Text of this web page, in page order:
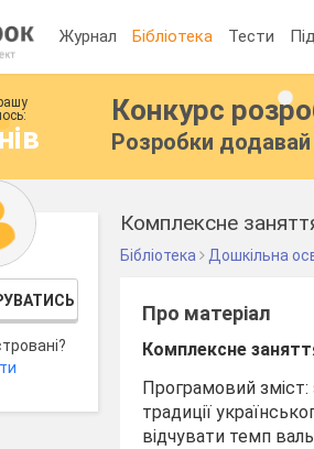
Журнал Бібліотека Тести
Конкурс
Розробки додавай
Комплексне
Бібліотека Дошкільна
Про матеріал
Комплексне
Програмовий зміст:
традиції
відчувати темп